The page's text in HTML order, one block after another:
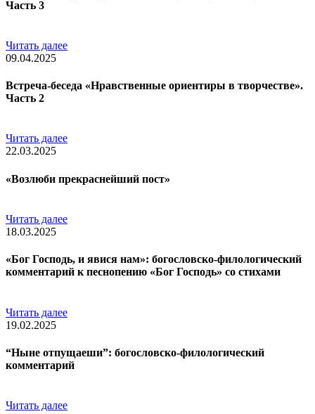
Часть 3
Читать далее
09.04.2025
Встреча-беседа «Нравственные ориентиры в творчестве».
Часть 2
Читать далее
22.03.2025
«Возлюби прекраснейший пост»
Читать далее
18.03.2025
«Бог Господь, и явися нам»: богословско-филологический
комментарий к песнопению «Бог Господь» со стихами
Читать далее
19.02.2025
“Ныне отпущаеши”: богословско-филологический
комментарий
Читать далее